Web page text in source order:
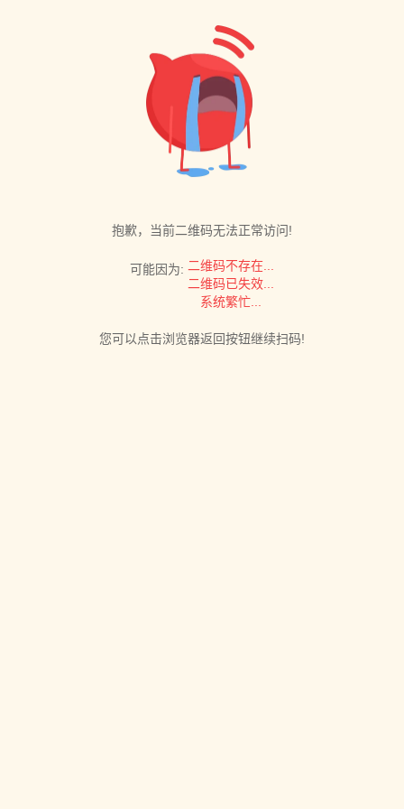
抱歉，当前二维码无法正常访问!
可能因为: 二维码不存在...
二维码已失效...
系统繁忙...
您可以点击浏览器返回按钮继续扫码!